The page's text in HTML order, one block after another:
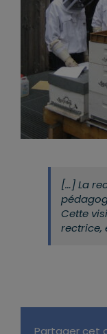
[…] La
Cette
rectrice,
Partager cet